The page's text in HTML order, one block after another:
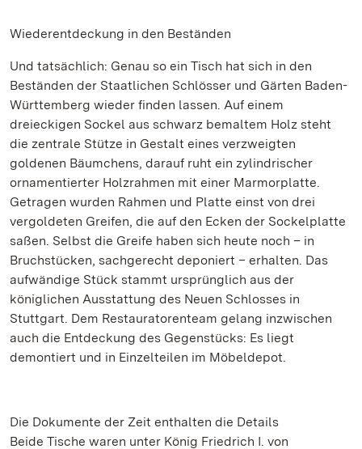
Wiederentdeckung in den Beständen
Und tatsächlich: Genau so ein Tisch hat sich in den
Beständen der Staatlichen Schlösser und Gärten Baden-
Württemberg wieder finden lassen. Auf einem
dreieckigen Sockel aus schwarz bemaltem Holz steht
die zentrale Stütze in Gestalt eines verzweigten
goldenen Bäumchens, darauf ruht ein zylindrischer
ornamentierter Holzrahmen mit einer Marmorplatte.
Getragen wurden Rahmen und Platte einst von drei
vergoldeten Greifen, die auf den Ecken der Sockelplatte
saßen. Selbst die Greife haben sich heute noch – in
Bruchstücken, sachgerecht deponiert – erhalten. Das
aufwändige Stück stammt ursprünglich aus der
königlichen Ausstattung des Neuen Schlosses in
Stuttgart. Dem Restauratorenteam gelang inzwischen
auch die Entdeckung des Gegenstücks: Es liegt
demontiert und in Einzelteilen im Möbeldepot.
Die Dokumente der Zeit enthalten die Details
Beide Tische waren unter König Friedrich I. von